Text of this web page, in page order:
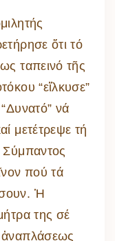
ὅτι τό
ταπεινό τῆς
“εἵλκυσε”
νά
μετέτρεψε τή
Σύμπαντος
πού τά
Ἡ
της σέ
ἀναπλάσεως